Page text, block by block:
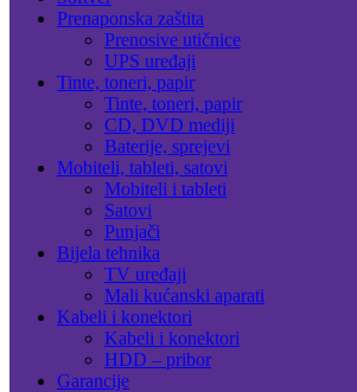
Prenaponska zaštita
Prenosive utičnice
UPS uređaji
Tinte, toneri, papir
Tinte, toneri, papir
CD, DVD mediji
Baterije, sprejevi
Mobiteli, tableti, satovi
Mobiteli i tableti
Satovi
Punjači
Bijela tehnika
TV uređaji
Mali kućanski aparati
Kabeli i konektori
Kabeli i konektori
HDD – pribor
Garancije